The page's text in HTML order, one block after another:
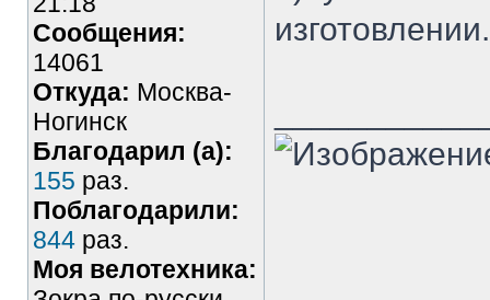
Сообщения:
14061
Откуда: Москва-
Ногинск
Благодарил (а):
155 раз.
Поблагодарили:
844 раз.
Моя велотехника:
изготовлении.